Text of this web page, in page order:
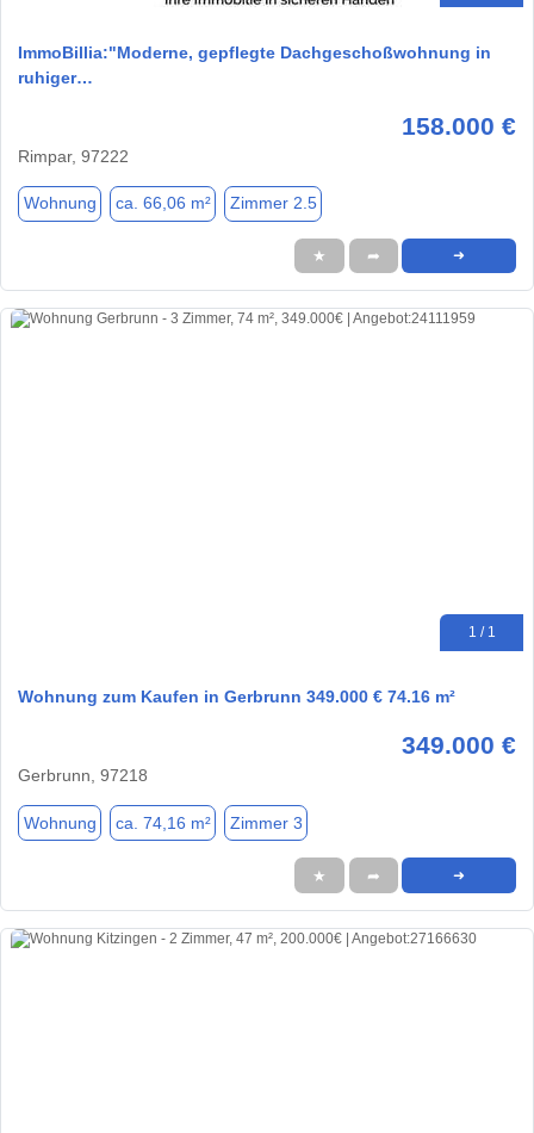
ImmoBillia:"Moderne, gepflegte Dachgeschoßwohnung in
ruhiger…
158.000 €
Rimpar, 97222
Wohnung ca. 66,06 m² Zimmer 2.5
★ ➦ ➜
1 / 1
Wohnung zum Kaufen in Gerbrunn 349.000 € 74.16 m²
349.000 €
Gerbrunn, 97218
Wohnung ca. 74,16 m² Zimmer 3
★ ➦ ➜